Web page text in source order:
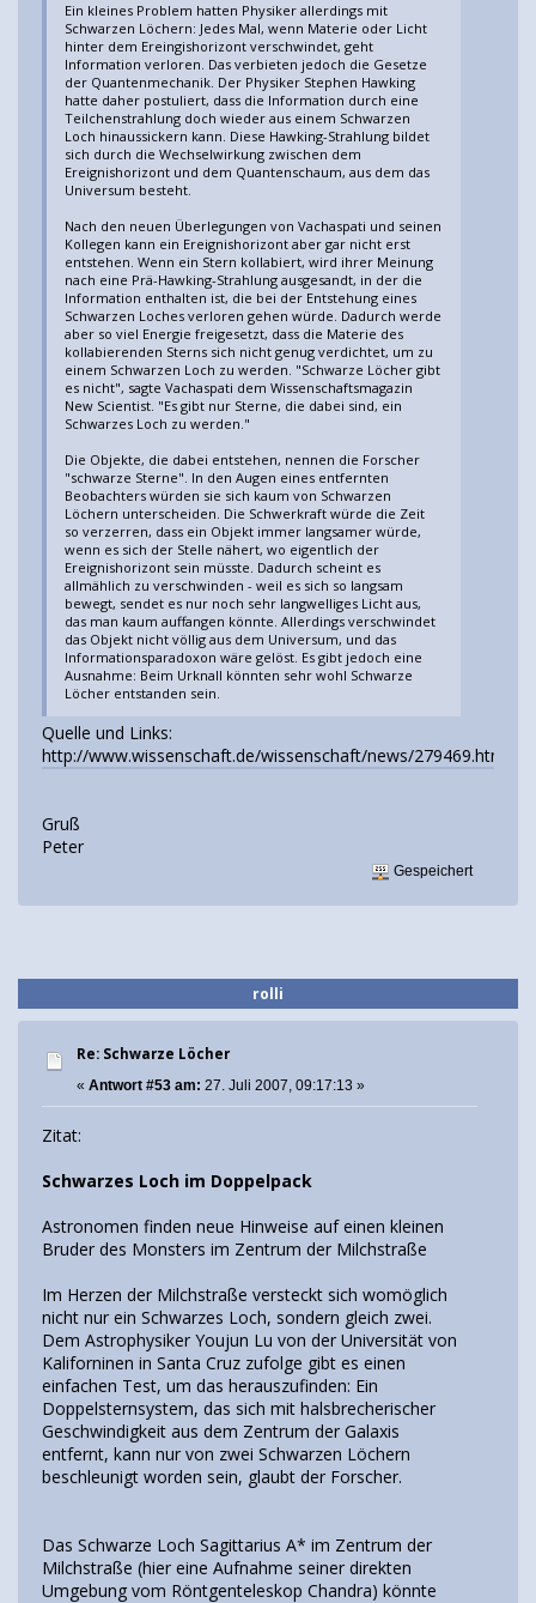
Ein kleines Problem hatten Physiker allerdings mit
Schwarzen Löchern: Jedes Mal, wenn Materie oder Licht
hinter dem Ereingishorizont verschwindet, geht
Information verloren. Das verbieten jedoch die Gesetze
der Quantenmechanik. Der Physiker Stephen Hawking
hatte daher postuliert, dass die Information durch eine
Teilchenstrahlung doch wieder aus einem Schwarzen
Loch hinaussickern kann. Diese Hawking-Strahlung bildet
sich durch die Wechselwirkung zwischen dem
Ereignishorizont und dem Quantenschaum, aus dem das
Universum besteht.
Nach den neuen Überlegungen von Vachaspati und seinen
Kollegen kann ein Ereignishorizont aber gar nicht erst
entstehen. Wenn ein Stern kollabiert, wird ihrer Meinung
nach eine Prä-Hawking-Strahlung ausgesandt, in der die
Information enthalten ist, die bei der Entstehung eines
Schwarzen Loches verloren gehen würde. Dadurch werde
aber so viel Energie freigesetzt, dass die Materie des
kollabierenden Sterns sich nicht genug verdichtet, um zu
einem Schwarzen Loch zu werden. "Schwarze Löcher gibt
es nicht", sagte Vachaspati dem Wissenschaftsmagazin
New Scientist. "Es gibt nur Sterne, die dabei sind, ein
Schwarzes Loch zu werden."
Die Objekte, die dabei entstehen, nennen die Forscher
"schwarze Sterne". In den Augen eines entfernten
Beobachters würden sie sich kaum von Schwarzen
Löchern unterscheiden. Die Schwerkraft würde die Zeit
so verzerren, dass ein Objekt immer langsamer würde,
wenn es sich der Stelle nähert, wo eigentlich der
Ereignishorizont sein müsste. Dadurch scheint es
allmählich zu verschwinden - weil es sich so langsam
bewegt, sendet es nur noch sehr langwelliges Licht aus,
das man kaum auffangen könnte. Allerdings verschwindet
das Objekt nicht völlig aus dem Universum, und das
Informationsparadoxon wäre gelöst. Es gibt jedoch eine
Ausnahme: Beim Urknall könnten sehr wohl Schwarze
Löcher entstanden sein.
Quelle und Links:
http://www.wissenschaft.de/wissenschaft/news/279469.html
Gruß
Peter
Gespeichert
rolli
Re: Schwarze Löcher
« Antwort #53 am: 27. Juli 2007, 09:17:13 »
Zitat:
Schwarzes Loch im Doppelpack
Astronomen finden neue Hinweise auf einen kleinen
Bruder des Monsters im Zentrum der Milchstraße
Im Herzen der Milchstraße versteckt sich womöglich
nicht nur ein Schwarzes Loch, sondern gleich zwei.
Dem Astrophysiker Youjun Lu von der Universität von
Kaliforninen in Santa Cruz zufolge gibt es einen
einfachen Test, um das herauszufinden: Ein
Doppelsternsystem, das sich mit halsbrecherischer
Geschwindigkeit aus dem Zentrum der Galaxis
entfernt, kann nur von zwei Schwarzen Löchern
beschleunigt worden sein, glaubt der Forscher.
Das Schwarze Loch Sagittarius A* im Zentrum der
Milchstraße (hier eine Aufnahme seiner direkten
Umgebung vom Röntgenteleskop Chandra) könnte